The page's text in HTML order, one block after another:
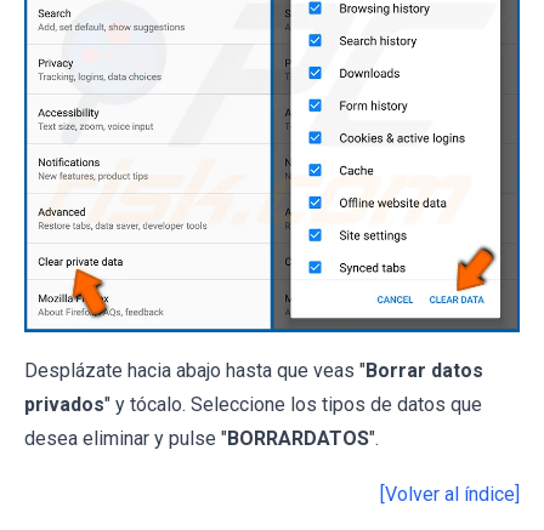
Desplázate hacia abajo hasta que veas "Borrar datos
privados" y tócalo. Seleccione los tipos de datos que
desea eliminar y pulse "BORRARDATOS".
[Volver al índice]